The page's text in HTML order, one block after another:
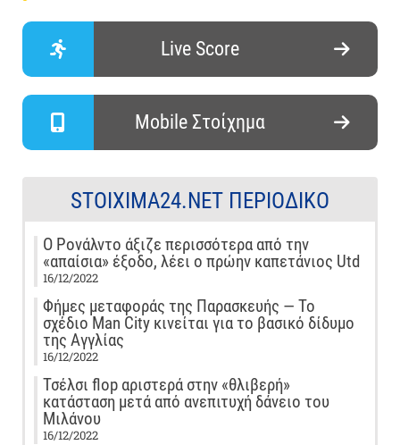
Live Score
Mobile Στοίχημα
STOIXIMA24.NET ΠΕΡΙΟΔΙΚΌ
Ο Ρονάλντο άξιζε περισσότερα από την
«απαίσια» έξοδο, λέει ο πρώην καπετάνιος Utd
16/12/2022
Φήμες μεταφοράς της Παρασκευής — Το
σχέδιο Man City κινείται για το βασικό δίδυμο
της Αγγλίας
16/12/2022
Τσέλσι flop αριστερά στην «θλιβερή»
κατάσταση μετά από ανεπιτυχή δάνειο του
Μιλάνου
16/12/2022